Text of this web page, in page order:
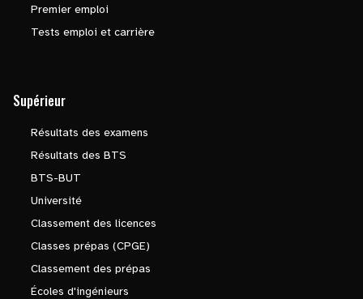
Premier emploi
Tests emploi et carrière
Supérieur
Résultats des examens
Résultats des BTS
BTS-BUT
Université
Classement des licences
Classes prépas (CPGE)
Classement des prépas
Écoles d'ingénieurs